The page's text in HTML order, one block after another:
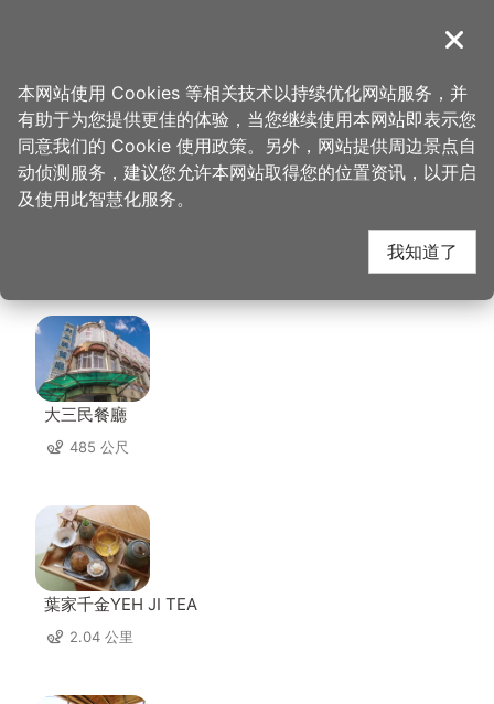
導覽
首页 > 想去的地方 > 美食、购物 > 豆麦私房菜(阿义农庄)
豆麦私房菜(阿义农庄)
周边店家
大三民餐廳
485 公尺
葉家千金YEH JI TEA
2.04 公里
关闭
本网站使用 Cookies 等相关技术以持续优化网站服务，并
有助于为您提供更佳的体验，当您继续使用本网站即表示您
同意我们的 Cookie 使用政策。另外，网站提供周边景点自
动侦测服务，建议您允许本网站取得您的位置资讯，以开启
及使用此智慧化服务。
我知道了